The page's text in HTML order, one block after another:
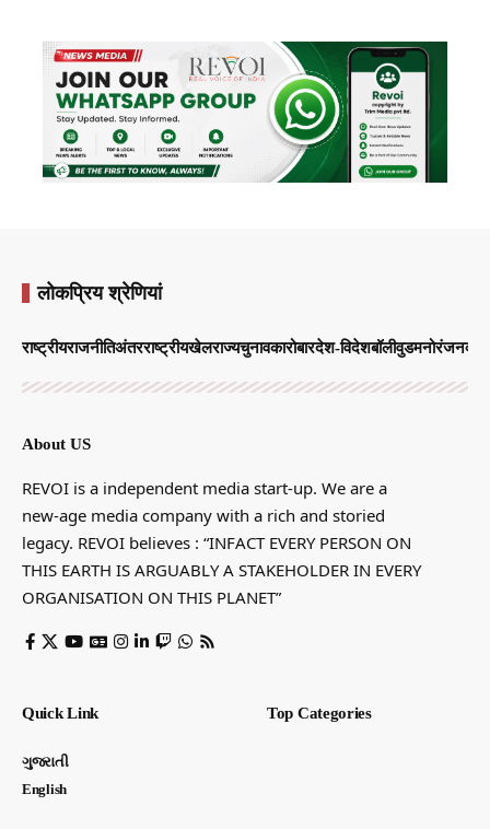
लोकप्रिय श्रेणियां
राष्ट्रीयराजनीतिअंतरराष्ट्रीयखेलराज्यचुनावकारोबारदेश-विदेशबॉलीवुडमनोरंजन
About US
REVOI is a independent media start-up. We are a
new-age media company with a rich and storied
legacy. REVOI believes : “INFACT EVERY PERSON ON
THIS EARTH IS ARGUABLY A STAKEHOLDER IN EVERY
ORGANISATION ON THIS PLANET”
Quick Link
ગુજરાતી
English
Top Categories